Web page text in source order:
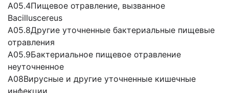
А05.4Пищевое отравление, вызванное
Bаcilluscereus
А05.8Другие уточненные бактериальные пищевые
отравления
А05.9Бактериальное пищевое отравление
неуточненное
А08Вирусные и другие уточненные кишечные
инфекции